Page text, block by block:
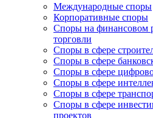
Международные споры
Корпоративные споры
Споры на финансовом
торговли
Споры в сфере
Споры в сфере
Споры в сфере
Споры в сфере
Споры в сфере
Cпоры в сфере
проектов